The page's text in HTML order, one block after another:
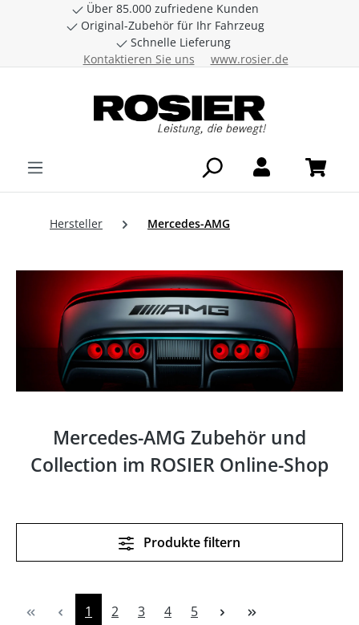
Zum Hauptinhalt springen
Über 85.000 zufriedene Kunden
Original-Zubehör für Ihr Fahrzeug
Schnelle Lieferung
Kontaktieren Sie uns
www.rosier.de
Hersteller Mercedes-AMG
Mercedes-AMG Zubehör und
Collection im ROSIER Online-Shop
Produkte filtern
Seite
1 Seite
2 Seite
3 Seite
4 Seite
5